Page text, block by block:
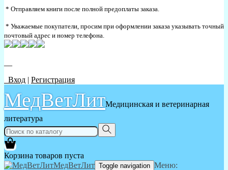
* Отправляем книги после полной предоплаты заказа.
* Уважаемые покупатели, просим при оформлении заказа указывать точный
почтовый адрес и номер телефона.
Вход | Регистрация
МедВетЛитМедицинская и ветеринарная
литература
Корзина товаров пуста
МедВетЛит Toggle navigation Меню: